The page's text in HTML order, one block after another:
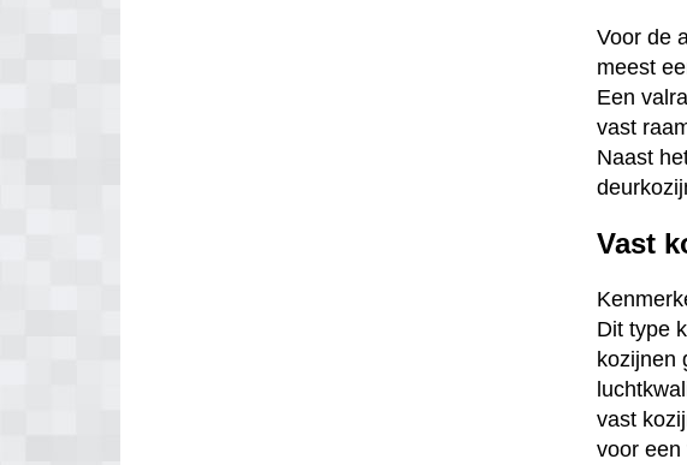
Voor de
meest
Een
vast
Naast
Vast
Dit type
kozijnen
vast
voor